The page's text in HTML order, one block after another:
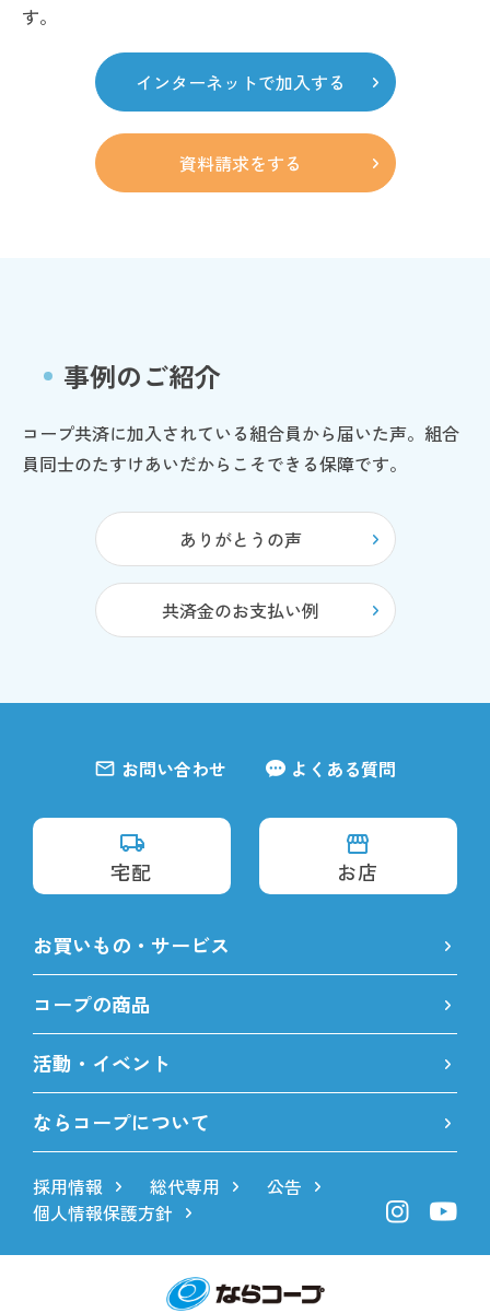
す。
インターネットで加入する
資料請求をする
事例のご紹介
コープ共済に加入されている組合員から届いた声。組合
員同士のたすけあいだからこそできる保障です。
ありがとうの声
共済金のお支払い例
お問い合わせ よくある質問
宅配 お店
お買いもの・サービス
コープの商品
活動・イベント
ならコープについて
採用情報 総代専用
公告
個人情報保護方針